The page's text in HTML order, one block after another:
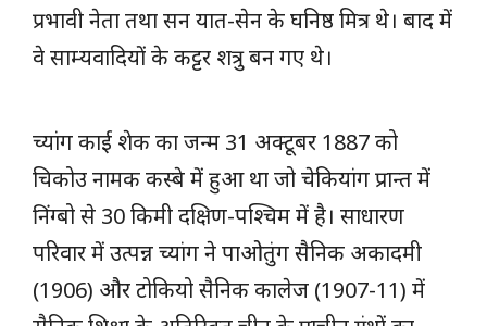
प्रभावी नेता तथा सन यात-सेन के घनिष्ठ मित्र थे। बाद में
वे साम्यवादियों के कट्टर शत्रु बन गए थे।
च्यांग काई शेक का जन्म 31 अक्टूबर 1887 को
चिकोउ नामक कस्बे में हुआ था जो चेकियांग प्रान्त में
निंग्बो से 30 किमी दक्षिण-पश्चिम में है। साधारण
परिवार में उत्पन्न च्यांग ने पाओतुंग सैनिक अकादमी
(1906) और टोकियो सैनिक कालेज (1907-11) में